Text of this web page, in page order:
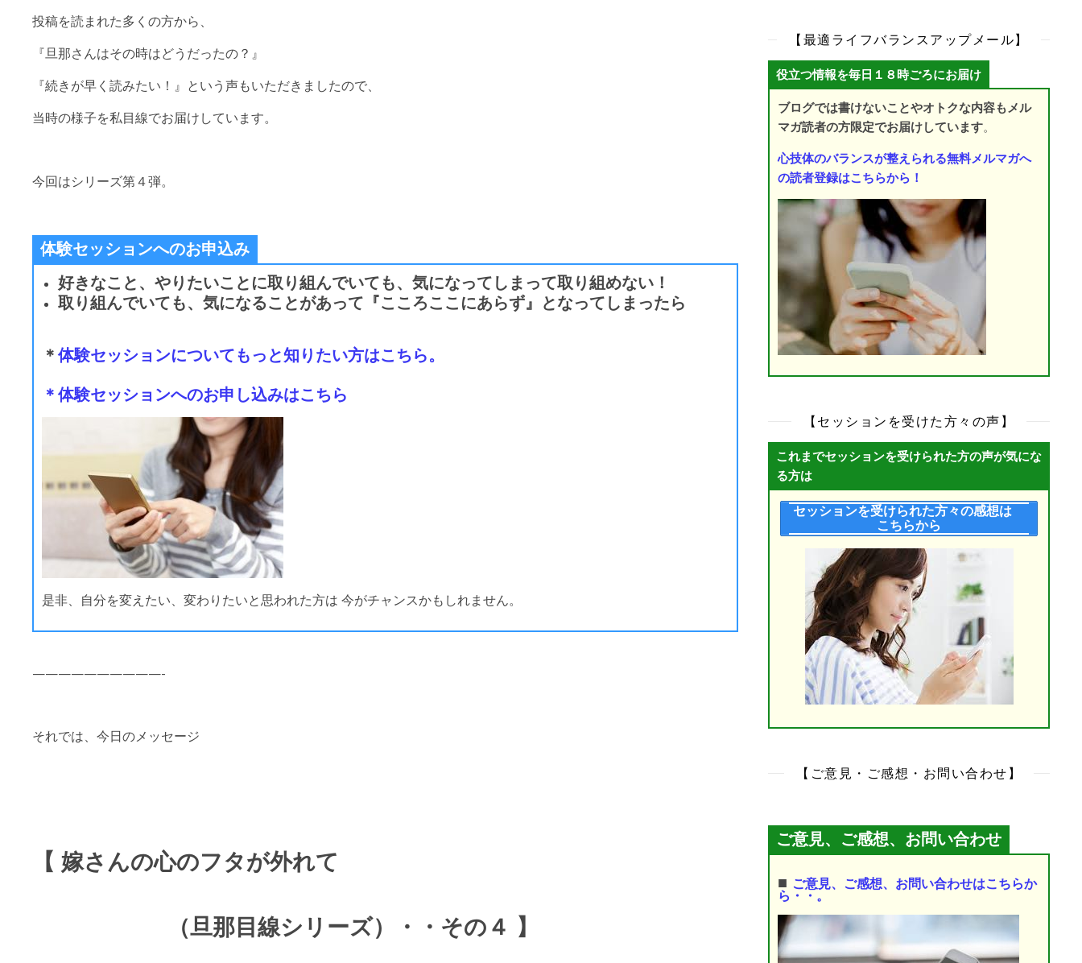
投稿を読まれた多くの方から、
『旦那さんはその時はどうだったの？』
『続きが早く読みたい！』という声もいただきましたので、
当時の様子を私目線でお届けしています。
今回はシリーズ第４弾。
体験セッションへのお申込み
好きなこと、やりたいことに取り組んでいても、気になってしまって取り組めない！
取り組んでいても、気になることがあって『こころここにあらず』となってしまったら
＊ 体験セッションについてもっと知りたい方はこちら。
＊体験セッションへのお申し込みはこちら
是非、自分を変えたい、変わりたいと思われた方は 今がチャンスかもしれません。
——————————-
それでは、今日のメッセージ
【 嫁さんの心のフタが外れて
（旦那目線シリーズ）・・その４ 】
【最適ライフバランスアップメール】
役立つ情報を毎日１８時ごろにお届け
ブログでは書けないことやオトクな内容もメル
マガ読者の方限定でお届けしています。
心技体のバランスが整えられる無料メルマガへ
の読者登録はこちらから！
【セッションを受けた方々の声】
これまでセッションを受けられた方の声が気にな
る方は
セッションを受けられた方々の感想は
こちらから
【ご意見・ご感想・お問い合わせ】
ご意見、ご感想、お問い合わせ
■ ご意見、ご感想、お問い合わせはこちらか
ら・・。